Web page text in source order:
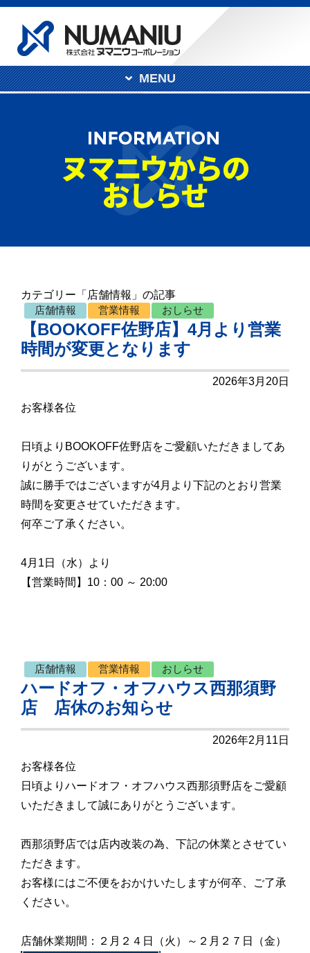
MENU
カテゴリー「店舗情報」の記事
店舗情報
営業情報 おしらせ
【BOOKOFF佐野店】4月より営業
時間が変更となります
2026年3月20日
お客様各位
日頃よりBOOKOFF佐野店をご愛顧いただきましてあ
りがとうございます。
誠に勝手ではございますが4月より下記のとおり営業
時間を変更させていただきます。
何卒ご了承ください。
4月1日（水）より
【営業時間】10：00 ～ 20:00
店舗情報 営業情報 おしらせ
ハードオフ・オフハウス西那須野
店 店休のお知らせ
2026年2月11日
お客様各位
日頃よりハードオフ・オフハウス西那須野店をご愛顧
いただきまして誠にありがとうございます。
西那須野店では店内改装の為、下記の休業とさせてい
ただきます。
お客様にはご不便をおかけいたしますが何卒、ご了承
ください。
店舗休業期間：２月２４日（火）～２月２７日（金）